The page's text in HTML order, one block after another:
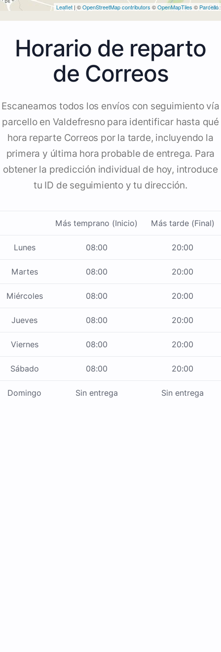
Leaflet | ©OpenStreetMap contributors ©OpenMapTiles © Parcello
Horario de reparto
de Correos
Escaneamos todos los envíos con seguimiento vía
parcello en Valdefresno para identificar hasta qué
hora reparte Correos por la tarde, incluyendo la
primera y última hora probable de entrega. Para
obtener la predicción individual de hoy, introduce
tu ID de seguimiento y tu dirección.
Más temprano (Inicio) Más tarde (Final)
Lunes 08:00 20:00
Martes 08:00 20:00
Miércoles 08:00 20:00
Jueves 08:00 20:00
Viernes 08:00 20:00
Sábado 08:00 20:00
Domingo Sin entrega Sin entrega